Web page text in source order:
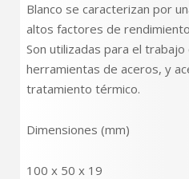
Blanco se caracterizan por
altos factores de
Son utilizadas para el
herramientas de aceros, y
tratamiento térmico.
Dimensiones (mm)
100 x 50 x 19